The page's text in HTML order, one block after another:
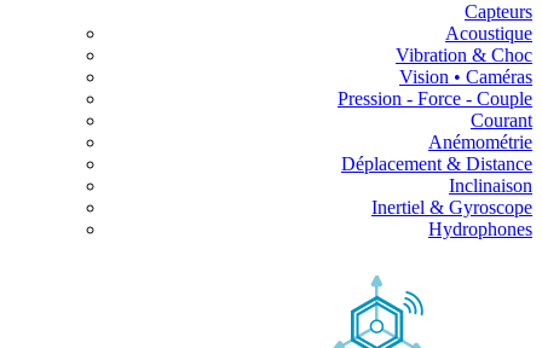
Capteurs
Acoustique
Vibration & Choc
Vision • Caméras
Pression - Force - Couple
Courant
Anémométrie
Déplacement & Distance
Inclinaison
Inertiel & Gyroscope
Hydrophones